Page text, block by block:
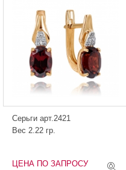
Серьги арт.2421
Вес 2.22 гр.
ЦЕНА ПО ЗАПРОСУ